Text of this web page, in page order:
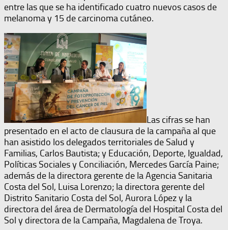
entre las que se ha identificado cuatro nuevos casos de
melanoma y 15 de carcinoma cutáneo.
Las cifras se han
presentado en el acto de clausura de la campaña al que
han asistido los delegados territoriales de Salud y
Familias, Carlos Bautista; y Educación, Deporte, Igualdad,
Políticas Sociales y Conciliación, Mercedes García Paine;
además de la directora gerente de la Agencia Sanitaria
Costa del Sol, Luisa Lorenzo; la directora gerente del
Distrito Sanitario Costa del Sol, Aurora López y la
directora del área de Dermatología del Hospital Costa del
Sol y directora de la Campaña, Magdalena de Troya.